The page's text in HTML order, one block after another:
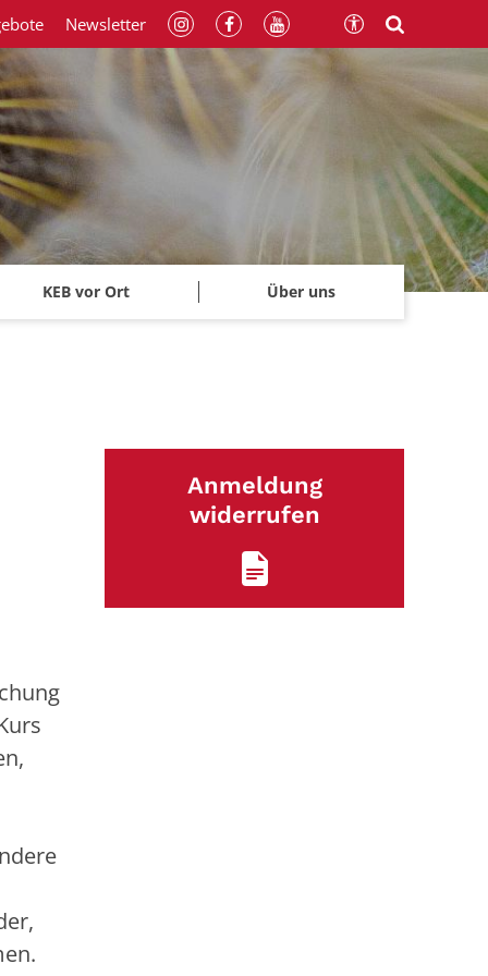
KEB vor Ort Über uns
Newsletter
Anmeldung
widerrufen